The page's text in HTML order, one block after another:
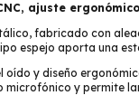
ajuste ergonómico
fabricado con
espejo aporta una
oído y diseño
microfónico y permite